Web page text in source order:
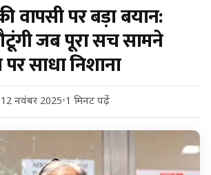
वापसी पर बड़ा बयान:
जब पूरा सच सामने
साधा निशाना
12 नवंबर 2025•1 मिनट पढ़ें